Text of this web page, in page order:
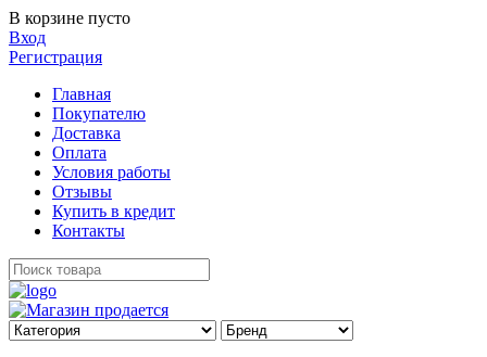
В корзине пусто
Вход
Регистрация
Главная
Покупателю
Доставка
Оплата
Условия работы
Отзывы
Купить в кредит
Контакты